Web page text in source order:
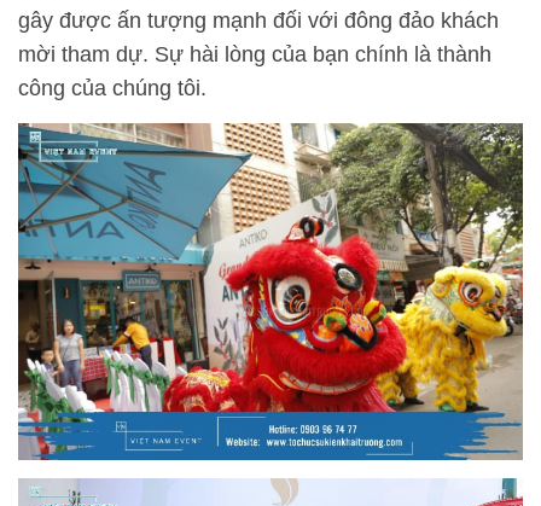
gây được ấn tượng mạnh đối với đông đảo khách
mời tham dự. Sự hài lòng của bạn chính là thành
công của chúng tôi.